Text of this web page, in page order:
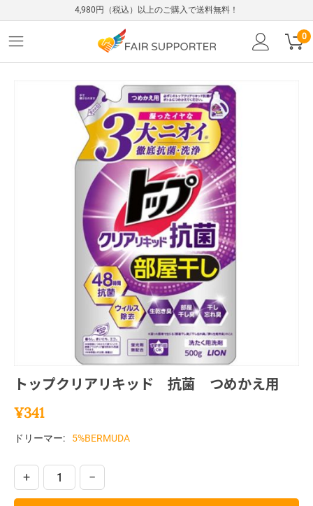
4,980円（税込）以上のご購入で送料無料！
0
トップクリアリキッド 抗菌 つめかえ用
¥341
ドリーマー: 5%BERMUDA
+ −